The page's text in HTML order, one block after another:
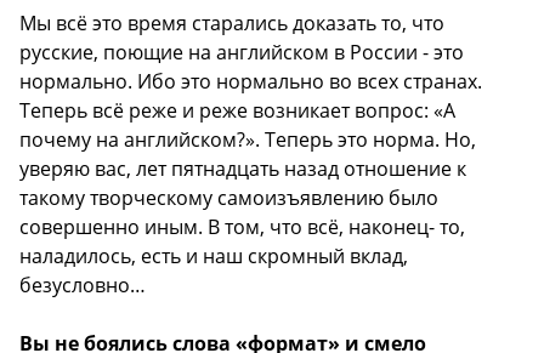
Мы всё это время старались доказать то, что
русские, поющие на английском в России - это
нормально. Ибо это нормально во всех странах.
Теперь всё реже и реже возникает вопрос: «А
почему на английском?». Теперь это норма. Но,
уверяю вас, лет пятнадцать назад отношение к
такому творческому самоизъявлению было
совершенно иным. В том, что всё, наконец- то,
наладилось, есть и наш скромный вклад,
безусловно…
Вы не боялись слова «формат» и смело